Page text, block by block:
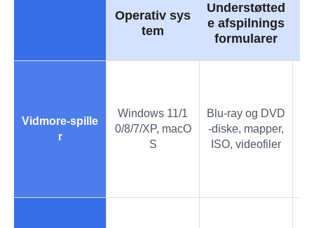
Operativ sys
tem
Understøtted
e afspilnings
formularer
Vidmore-spille
r
Windows 11/1
0/8/7/XP, macO
S
Blu-ray og DVD
-diske, mapper,
ISO, videofiler